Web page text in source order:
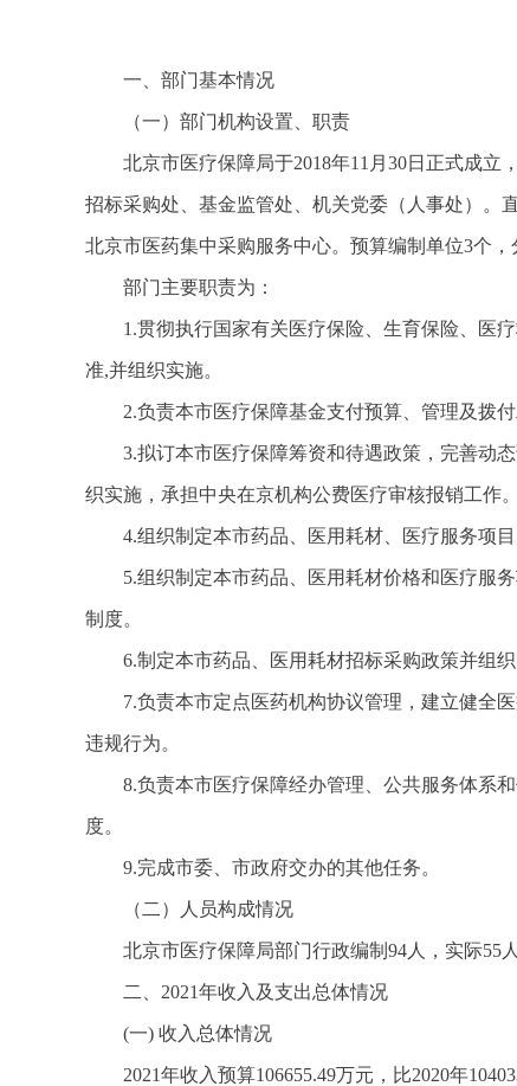
一、部门基本情况
（一）部门机构设置、职责
北京市医疗保障局于2018年11月30日正式成
招标采购处、基金监管处、机关党委（人事处）。
北京市医药集中采购服务中心。预算编制单位3个
部门主要职责为：
1.贯彻执行国家有关医疗保险、生育保险、医
准,并组织实施。
2.负责本市医疗保障基金支付预算、管理及拨付
3.拟订本市医疗保障筹资和待遇政策，完善动
织实施，承担中央在京机构公费医疗审核报销工作
4.组织制定本市药品、医用耗材、医疗服务项
5.组织制定本市药品、医用耗材价格和医疗服
制度。
6.制定本市药品、医用耗材招标采购政策并组
7.负责本市定点医药机构协议管理，建立健全
违规行为。
8.负责本市医疗保障经办管理、公共服务体系
度。
9.完成市委、市政府交办的其他任务。
（二）人员构成情况
北京市医疗保障局部门行政编制94人，实际55
二、2021年收入及支出总体情况
(一) 收入总体情况
2021年收入预算106655.49万元，比2020年